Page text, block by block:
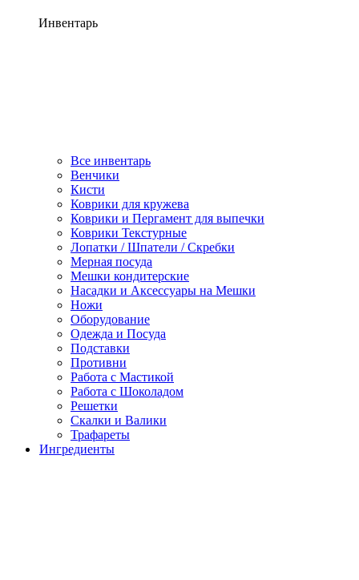
Инвентарь
Все инвентарь
Венчики
Кисти
Коврики для кружева
Коврики и Пергамент для выпечки
Коврики Текстурные
Лопатки / Шпатели / Скребки
Мерная посуда
Мешки кондитерские
Насадки и Аксессуары на Мешки
Ножи
Оборудование
Одежда и Посуда
Подставки
Противни
Работа с Мастикой
Работа с Шоколадом
Решетки
Скалки и Валики
Трафареты
Ингредиенты